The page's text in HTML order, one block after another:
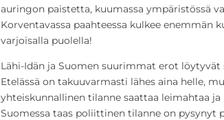
auringon paistetta, kuumassa ympäristössä
Korventavassa paahteessa kulkee enemmän
varjoisalla puolella!
Lähi-Idän ja Suomen suurimmat erot löytyvät
Etelässä on takuuvarmasti lähes aina helle,
yhteiskunnallinen tilanne saattaa leimahtaa
Suomessa taas poliittinen tilanne on pysynyt